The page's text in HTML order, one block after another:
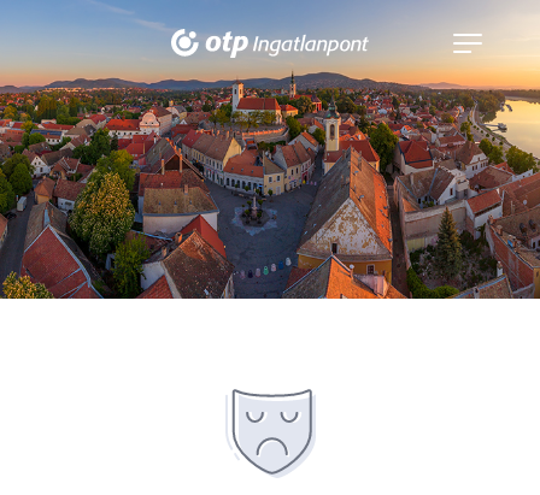
Navigáció
kinyitása